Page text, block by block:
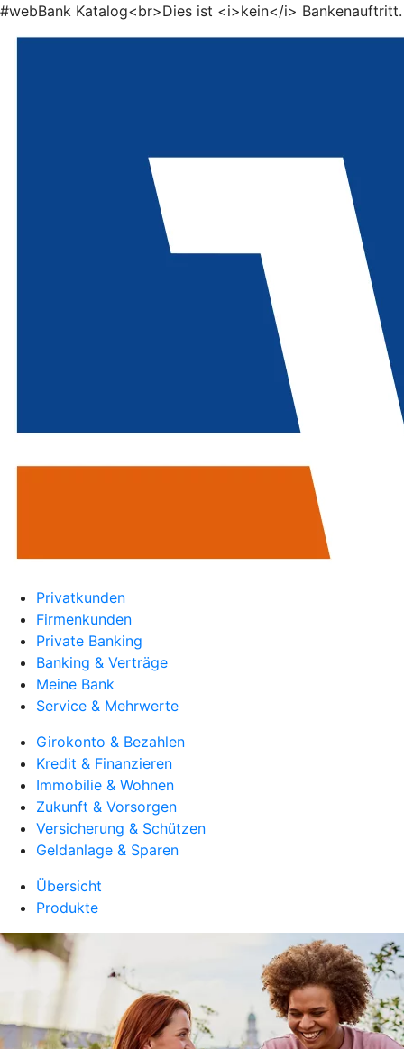
#webBank Katalog<br>Dies ist <i>kein</i> Bankenauftritt.
Privatkunden
Firmenkunden
Private Banking
Banking & Verträge
Meine Bank
Service & Mehrwerte
Girokonto & Bezahlen
Kredit & Finanzieren
Immobilie & Wohnen
Zukunft & Vorsorgen
Versicherung & Schützen
Geldanlage & Sparen
Übersicht
Produkte